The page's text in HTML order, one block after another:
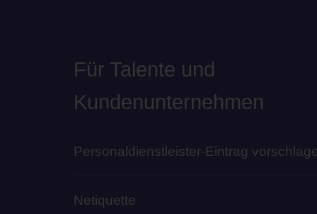
Für Talente und
Kundenunternehmen
Personaldienstleister-Eintrag
Netiquette